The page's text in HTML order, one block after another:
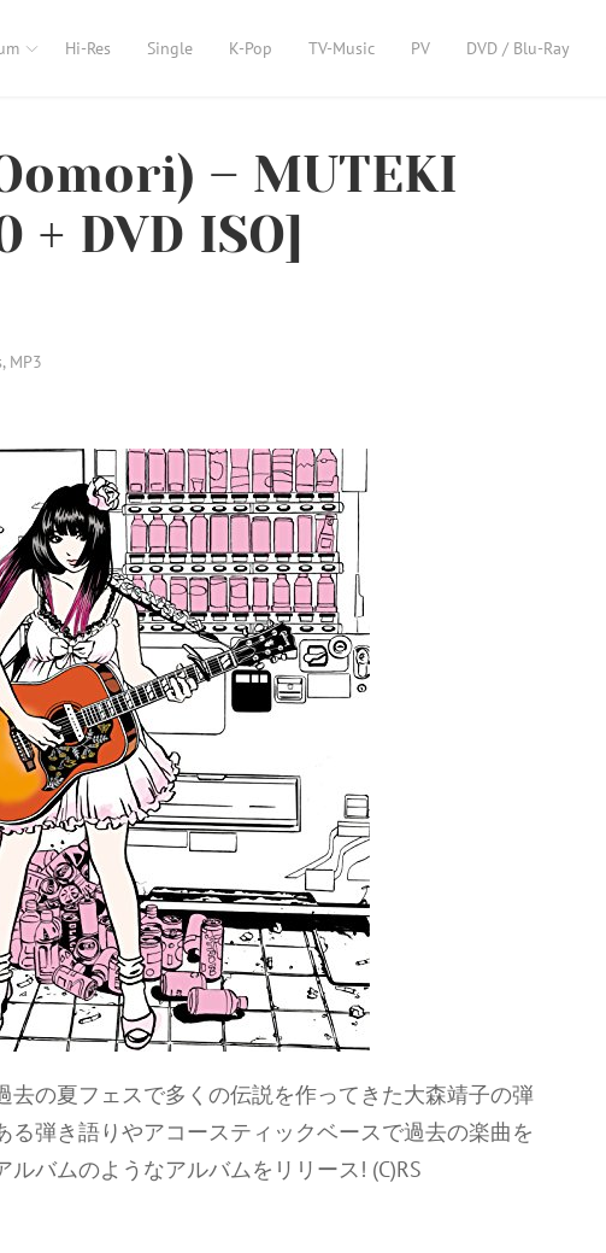
Hi-Res Single K-Pop TV-Music PV DVD / Blu-Ray
– MUTEKI
+ DVD ISO]
, MP3
の夏フェスで多くの伝説を作ってきた大森靖子の弾
弾き語りやアコースティックベースで過去の楽曲を
バムのようなアルバムをリリース! (C)RS